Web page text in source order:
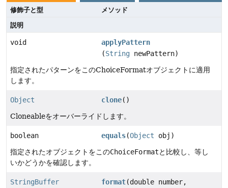
修飾子と型
メソッド
説明
void
applyPattern
(String newPattern)
指定されたパターンをこのChoiceFormatオブジェクトに適用
します。
Object clone()
Cloneableをオーバーライドします。
boolean equals(Object obj)
指定されたオブジェクトをこのChoiceFormatと比較し、等し
いかどうかを確認します。
StringBuffer format(double number,